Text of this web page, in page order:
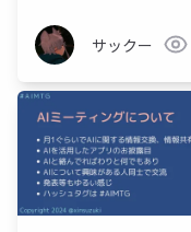
サックー